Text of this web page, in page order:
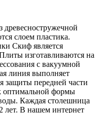
слоем пластика.
Скиф является
изготавливаются на
с вакуумной
линия выполняет
защиты передней части
оптимальной формы
Каждая столешница
лет. В нашем интернет